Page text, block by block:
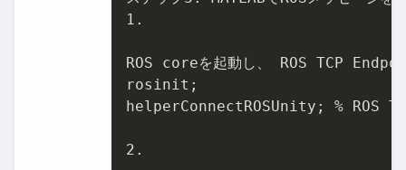
1.
ROS coreを起動し、 ROS TCP
rosinit;
helperConnectROSUnity; % ROS
2.